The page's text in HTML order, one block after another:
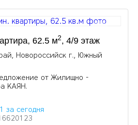
62.5 м2, 4/9 этаж
Новороссийск г., Южный
от Жилищно -
КАЯН.
за сегодня